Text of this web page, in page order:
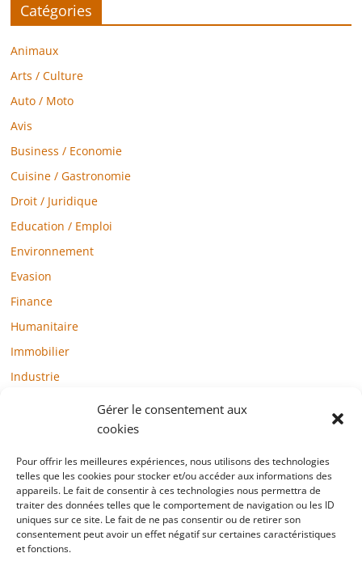
Gérer le consentement aux
cookies
Pour offrir les meilleures expériences, nous utilisons des technologies
telles que les cookies pour stocker et/ou accéder aux informations des
appareils. Le fait de consentir à ces technologies nous permettra de
traiter des données telles que le comportement de navigation ou les ID
uniques sur ce site. Le fait de ne pas consentir ou de retirer son
consentement peut avoir un effet négatif sur certaines caractéristiques
et fonctions.
Catégories
Animaux
Arts / Culture
Auto / Moto
Avis
Business / Economie
Cuisine / Gastronomie
Droit / Juridique
Education / Emploi
Environnement
Evasion
Finance
Humanitaire
Immobilier
Industrie
Mode / Beauté / Bien-être
Santé
Société
Sports